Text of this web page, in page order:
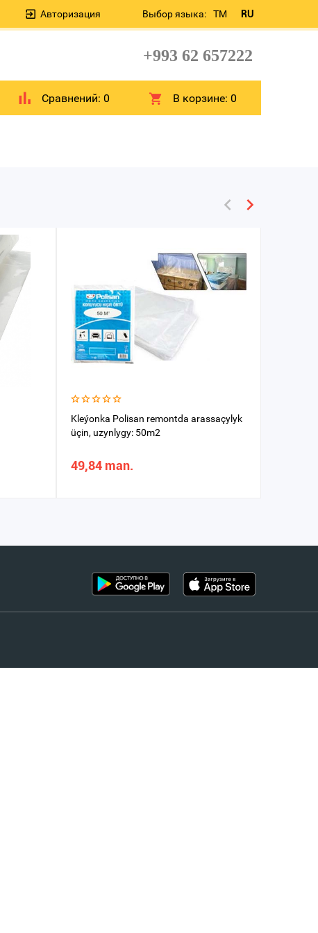
Выбор языка: TM RU
Авторизация
+993 62 657222
Сравнений: 0 В корзине:0
Kleýonka Polisan remontda arassaçylyk
üçin, uzynlygy: 50m2
49,84 man.